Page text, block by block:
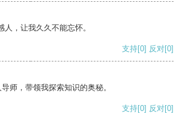
，让我久久不能忘怀。
支持[0] 反对[0]
师，带领我探索知识的奥秘。
支持[0] 反对[0]